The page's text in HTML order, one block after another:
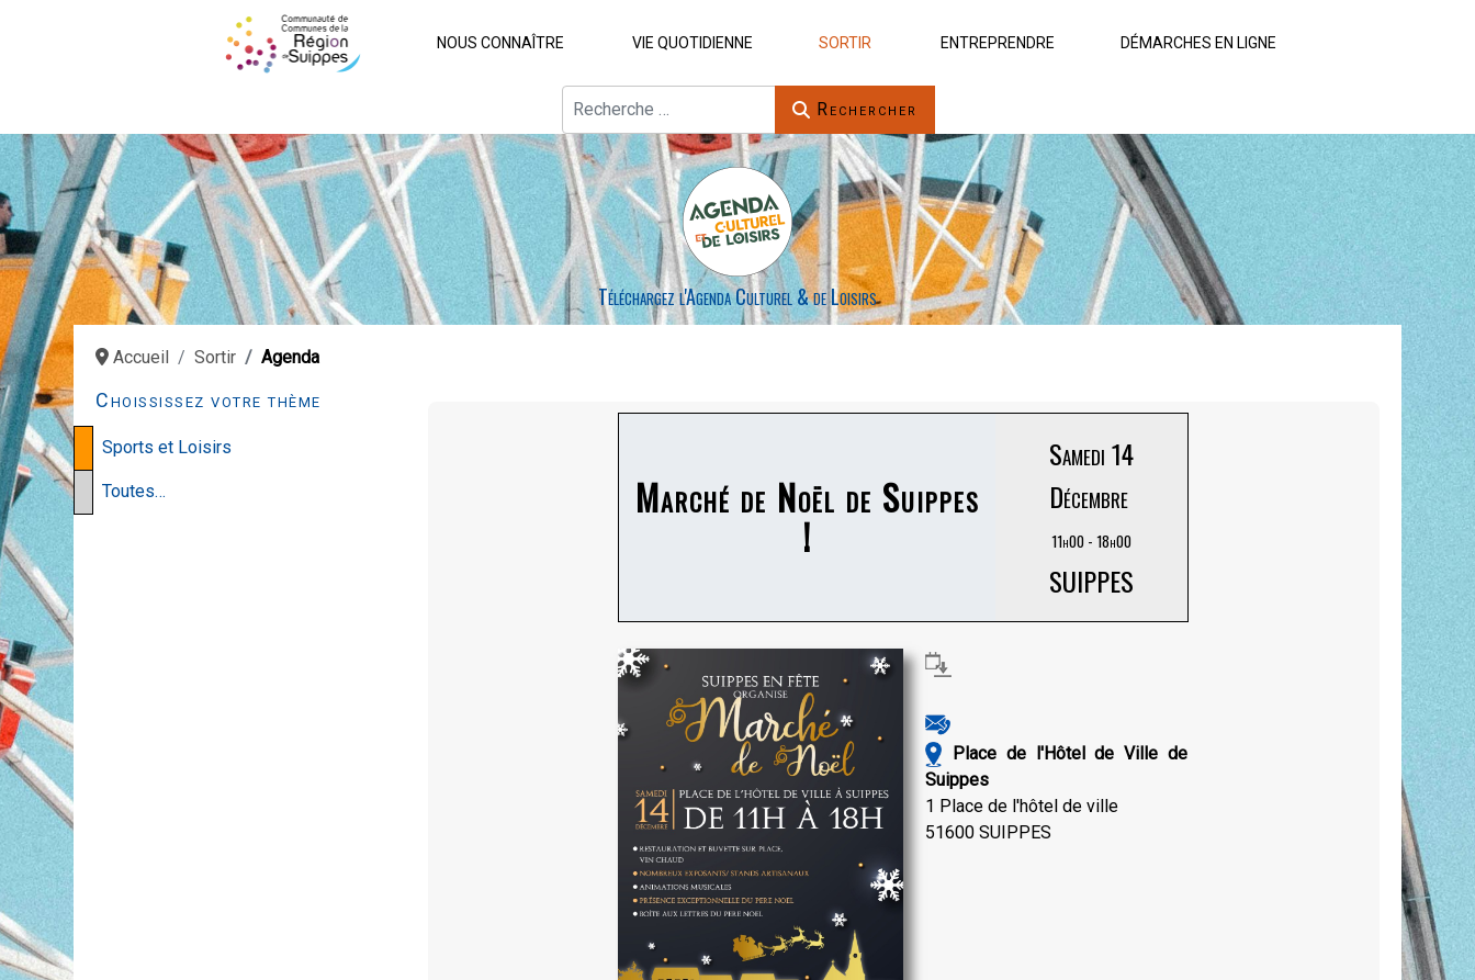
NOUS CONNAÎTRE VIE QUOTIDIENNE SORTIR ENTREPRENDRE DÉMARCHES EN LIGNE
Rechercher
Téléchargez l'Agenda Culturel & de Loisirs
Accueil Sortir Agenda
Choississez votre thème
Sports et Loisirs
Toutes… Marché de Noël de Suippes
!
Samedi 14
Décembre
11h00 - 18h00
SUIPPES
Place de l'Hôtel de Ville de
Suippes
1 Place de l'hôtel de ville
51600 SUIPPES